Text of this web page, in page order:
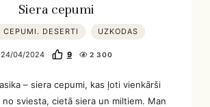
Siera cepumi
CEPUMI. DESERTI UZKODAS
24/04/2024 9 2 300
– siera cepumi, kas ļoti vienkārši
sviesta, cietā siera un miltiem. Man